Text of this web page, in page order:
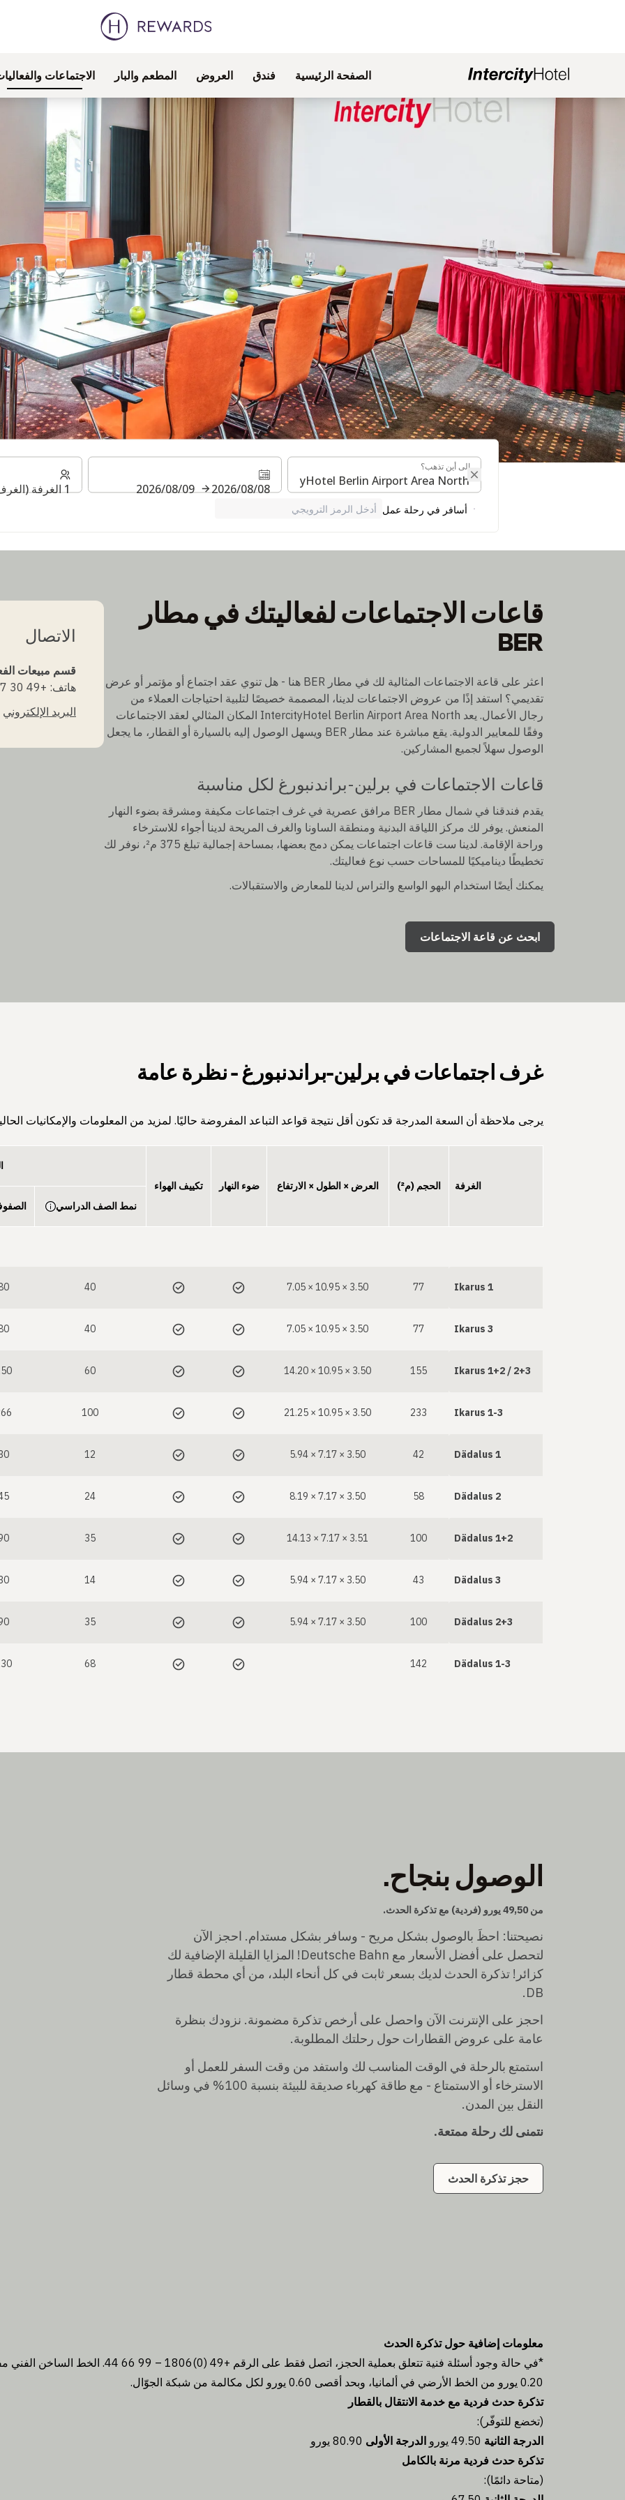
الصفحة الرئيسية فندق العروض المطعم والبار الاجتماعات
الاجتماعات والفعاليات
ابحث عن قاعة الاجتماعات
إلى أين تذهب؟
إلى أين تذهب؟
08‏/08‏/2026
09‏/08‏/2026 1 الغرفة (الغرف) ⋅ 1 بالغ
أسافر في رحلة عمل أدخل الرمز الترويجي
قاعات الاجتماعات لفعاليتك في مطار
BER
اعثر على قاعة الاجتماعات المثالية لك في مطار BER هنا - هل تنوي عقد اجتماع أو مؤتمر أو عرض
تقديمي؟ استفد إذًا من عروض الاجتماعات لدينا، المصممة خصيصًا لتلبية احتياجات العملاء من
رجال الأعمال. يعد IntercityHotel Berlin Airport Area North المكان المثالي لعقد الاجتماعات
وفقًا للمعايير الدولية. يقع مباشرة عند مطار BER ويسهل الوصول إليه بالسيارة أو القطار، ما يجعل
الوصول سهلاً لجميع المشاركين.
قاعات الاجتماعات في برلين-براندنبورغ لكل مناسبة
يقدم فندقنا في شمال مطار BER مرافق عصرية في غرف اجتماعات مكيفة ومشرقة بضوء النهار
المنعش. يوفر لك مركز اللياقة البدنية ومنطقة الساونا والغرف المريحة لدينا أجواء للاسترخاء
وراحة الإقامة. لدينا ست قاعات اجتماعات يمكن دمج بعضها، بمساحة إجمالية تبلغ 375 م²، نوفر لك
تخطيطًا ديناميكيًا للمساحات حسب نوع فعاليتك.
يمكنك أيضًا استخدام البهو الواسع والتراس لدينا للمعارض والاستقبالات.
ابحث عن قاعة الاجتماعات
الاتصال
قسم مبيعات
هاتف: +49 30 246497-912
البريد الإلكتروني
غرف اجتماعات في برلين-براندنبورغ - نظرة عامة
يرجى ملاحظة أن السعة المدرجة قد تكون أقل نتيجة قواعد التباعد المفروضة حاليًا. لمزيد من المعلومات والإمكانيات
الغرفة الحجم (م²) العرض × الطول × الارتفاع ضوء النهار تكييف الهواء
نمط الصف الدراسي
Ikarus 1
77
7.05 × 10.95 × 3.50
40
Ikarus 3
77
7.05 × 10.95 × 3.50
40
Ikarus 1+2 / 2+3
155
14.20 × 10.95 × 3.50
60
Ikarus 1-3
233
21.25 × 10.95 × 3.50
100
Dädalus 1
42
5.94 × 7.17 × 3.50
12
Dädalus 2
58
8.19 × 7.17 × 3.50
24
Dädalus 1+2
100
14.13 × 7.17 × 3.51
35
Dädalus 3
43
5.94 × 7.17 × 3.50
14
Dädalus 2+3
100
5.94 × 7.17 × 3.50
35
Dädalus 1-3
142
68
الوصول بنجاح.
من 49,50 يورو (فردية) مع تذكرة الحدث.
نصيحتنا: احظَ بالوصول بشكل مريح - وسافر بشكل مستدام. احجز الآن
لتحصل على أفضل الأسعار مع Deutsche Bahn! المزايا القليلة الإضافية لك
كزائر! تذكرة الحدث لديك بسعر ثابت في كل أنحاء البلد، من أي محطة قطار
DB.
احجز على الإنترنت الآن واحصل على أرخص تذكرة مضمونة. نزودك بنظرة
عامة على عروض القطارات حول رحلتك المطلوبة.
استمتع بالرحلة في الوقت المناسب لك واستفد من وقت السفر للعمل أو
الاسترخاء أو الاستمتاع - مع طاقة كهرباء صديقة للبيئة بنسبة 100% في وسائل
النقل بين المدن.
نتمنى لك رحلة ممتعة.
حجز تذكرة الحدث
معلومات إضافية حول تذكرة الحدث
0.20 يورو من الخط الأرضي في ألمانيا، وبحد أقصى 0.60 يورو لكل مكالمة من شبكة الجوّال.
تذكرة حدث فردية مع خدمة الانتقال بالقطار
(تخضع للتوفّر):
الدرجة الثانية
الدرجة الأولى
تذكرة حدث فردية مرنة بالكامل
(متاحة دائمًا):